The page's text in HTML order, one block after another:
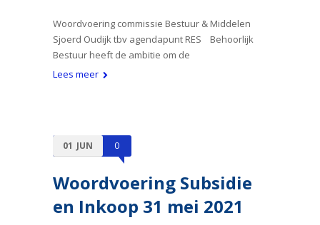
Woordvoering commissie Bestuur & Middelen
Sjoerd Oudijk tbv agendapunt RES Behoorlijk
Bestuur heeft de ambitie om de
Lees meer
01 JUN 0
Woordvoering Subsidie
en Inkoop 31 mei 2021